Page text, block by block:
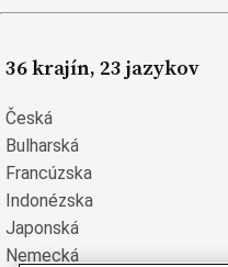
36 krajín, 23 jazykov
Česká
Bulharská
Francúzska
Indonézska
Japonská
Nemecká